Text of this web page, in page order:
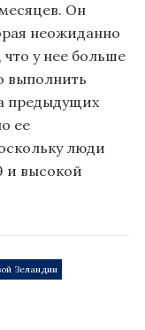
Он
неожиданно
что у нее больше
выполнить
предыдущих
ее
люди
и высокой
Зеландии